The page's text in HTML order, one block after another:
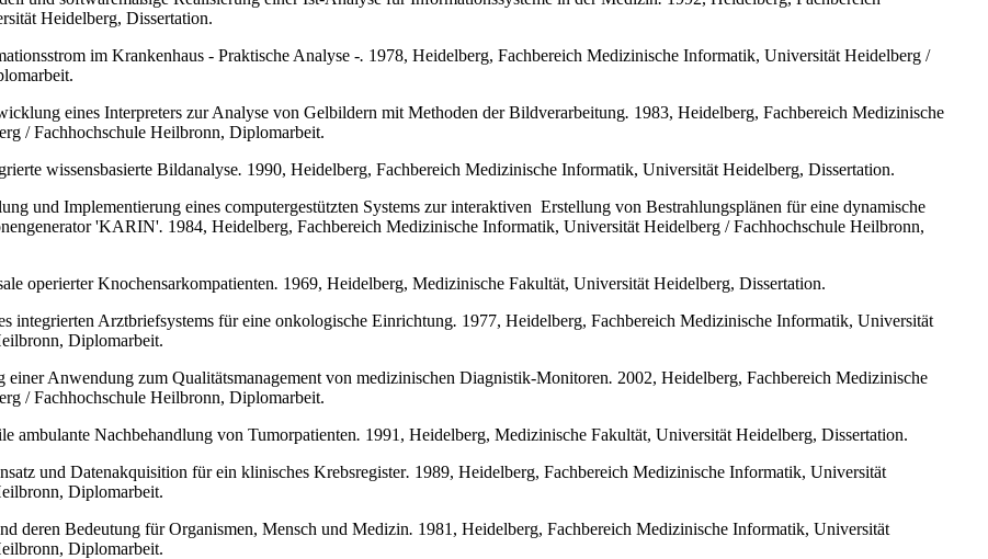
Heidelberg, Dissertation.
im Krankenhaus - Praktische Analyse -. 1978, Heidelberg, Fachbereich Medizinische Informatik, Universität Heidelberg /
eines Interpreters zur Analyse von Gelbildern mit Methoden der Bildverarbeitung. 1983, Heidelberg, Fachbereich Medizinische
/ Fachhochschule Heilbronn, Diplomarbeit.
wissensbasierte Bildanalyse. 1990, Heidelberg, Fachbereich Medizinische Informatik, Universität Heidelberg, Dissertation.
und Implementierung eines computergestützten Systems zur interaktiven Erstellung von Bestrahlungsplänen für eine dynamische
'KARIN'. 1984, Heidelberg, Fachbereich Medizinische Informatik, Universität Heidelberg / Fachhochschule Heilbronn,
operierter Knochensarkompatienten. 1969, Heidelberg, Medizinische Fakultät, Universität Heidelberg, Dissertation.
integrierten Arztbriefsystems für eine onkologische Einrichtung. 1977, Heidelberg, Fachbereich Medizinische Informatik, Universität
Diplomarbeit.
einer Anwendung zum Qualitätsmanagement von medizinischen Diagnistik-Monitoren. 2002, Heidelberg, Fachbereich Medizinische
/ Fachhochschule Heilbronn, Diplomarbeit.
ambulante Nachbehandlung von Tumorpatienten. 1991, Heidelberg, Medizinische Fakultät, Universität Heidelberg, Dissertation.
und Datenakquisition für ein klinisches Krebsregister. 1989, Heidelberg, Fachbereich Medizinische Informatik, Universität
Diplomarbeit.
deren Bedeutung für Organismen, Mensch und Medizin. 1981, Heidelberg, Fachbereich Medizinische Informatik, Universität
Diplomarbeit.